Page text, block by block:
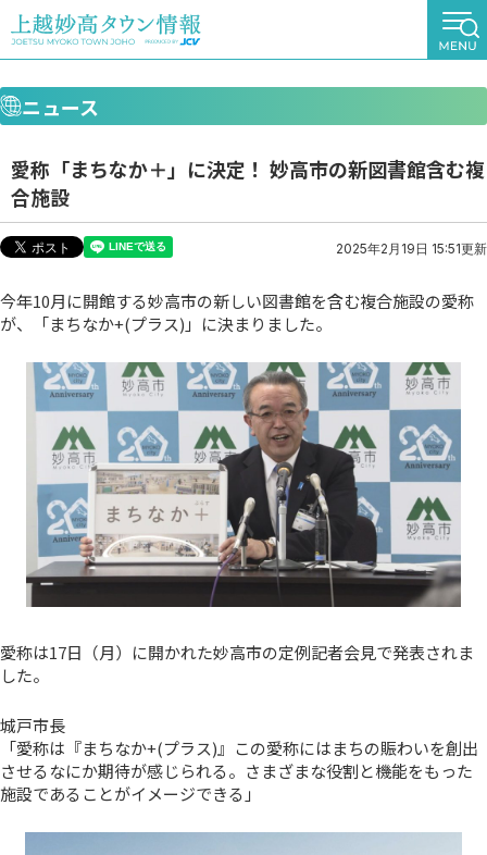
ニュース
愛称「まちなか＋」に決定！ 妙高市の新図書館含む複
合施設
2025年2月19日 15:51更新
今年10月に開館する妙高市の新しい図書館を含む複合施設の愛称
が、「まちなか+(プラス)」に決まりました。
愛称は17日（月）に開かれた妙高市の定例記者会見で発表されま
した。
城戸市長
「愛称は『まちなか+(プラス)』この愛称にはまちの賑わいを創出
させるなにか期待が感じられる。さまざまな役割と機能をもった
施設であることがイメージできる」